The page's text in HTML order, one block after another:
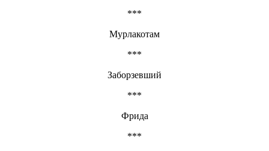
***
Мурлакотам
***
Заборзевший
***
Фрида
***